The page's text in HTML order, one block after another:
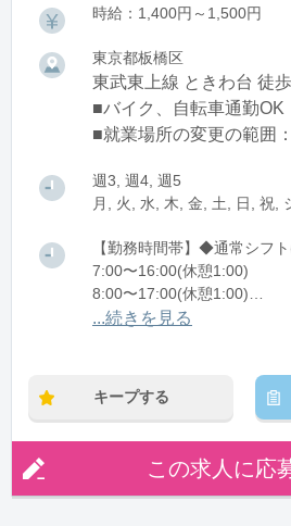
時給：1,400円～1,500円
東京都板橋区
東武東上線 ときわ台 徒
■バイク、自転車通勤OK
■就業場所の変更の範囲
週3, 週4, 週5
月, 火, 水, 木, 金, 土, 日, 祝,
【勤務時間帯】◆通常シフ
7:00〜16:00(休憩1:00)
8:00〜17:00(休憩1:00)
12:00〜21:00(休憩1:00)
...続きを見る
キープする
この求人に応